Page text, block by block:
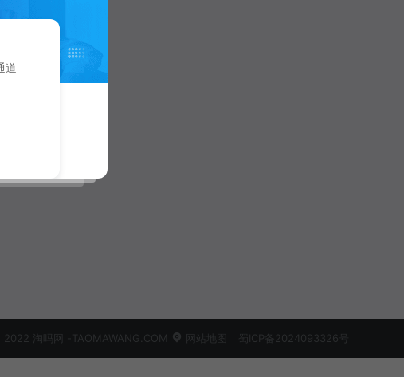
淘吗网 -TAOMAWANG.COM 网站地图 蜀ICP备2024093326号
道